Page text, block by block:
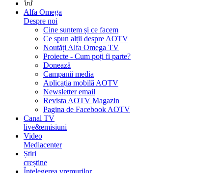
Alfa Omega
Despre noi
Cine suntem și ce facem
Ce spun alții despre AOTV
Noutăți Alfa Omega TV
Proiecte - Cum poți fi parte?
Donează
Campanii media
Aplicația mobilă AOTV
Newsletter email
Revista AOTV Magazin
Pagina de Facebook AOTV
Canal TV
live&emisiuni
Video
Mediacenter
Știri
creștine
Înțelegerea vremurilor